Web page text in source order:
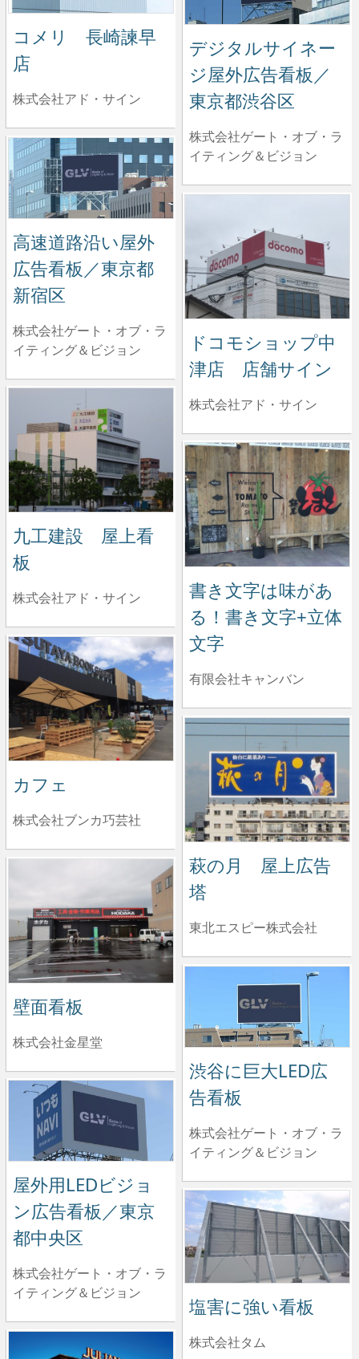
コメリ 長崎諫早
店
株式会社アド・サイン
デジタルサイネー
ジ屋外広告看板／
東京都渋谷区
株式会社ゲート・オブ・ラ
イティング＆ビジョン
高速道路沿い屋外
広告看板／東京都
新宿区
株式会社ゲート・オブ・ラ
イティング＆ビジョン
ドコモショップ中
津店 店舗サイン
株式会社アド・サイン
九工建設 屋上看
板
株式会社アド・サイン
書き文字は味があ
る！書き文字+立体
文字
有限会社キャンバン
カフェ
株式会社ブンカ巧芸社
萩の月 屋上広告
塔
東北エスピー株式会社
壁面看板
株式会社金星堂
渋谷に巨大LED広
告看板
株式会社ゲート・オブ・ラ
イティング＆ビジョン
屋外用LEDビジョ
ン広告看板／東京
都中央区
株式会社ゲート・オブ・ラ
イティング＆ビジョン
塩害に強い看板
株式会社タム